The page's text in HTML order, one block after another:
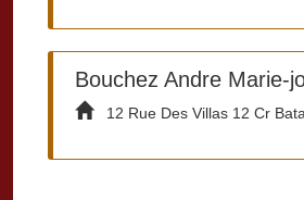
Bouchez Andre Marie-
12 Rue Des Villas 12 Cr